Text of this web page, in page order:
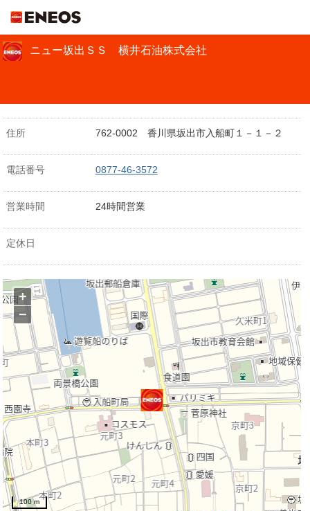
ニュー坂出ＳＳ 横井石油株式会社
住所 762-0002 香川県坂出市入船町１－１－２
電話番号 0877-46-3572
営業時間 24時間営業
定休日
+
−
100 m